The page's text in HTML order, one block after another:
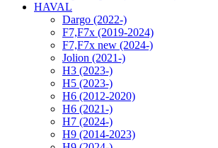
HAVAL
Dargo (2022-)
F7,F7x (2019-2024)
F7,F7x new (2024-)
Jolion (2021-)
H3 (2023-)
H5 (2023-)
H6 (2012-2020)
H6 (2021-)
H7 (2024-)
H9 (2014-2023)